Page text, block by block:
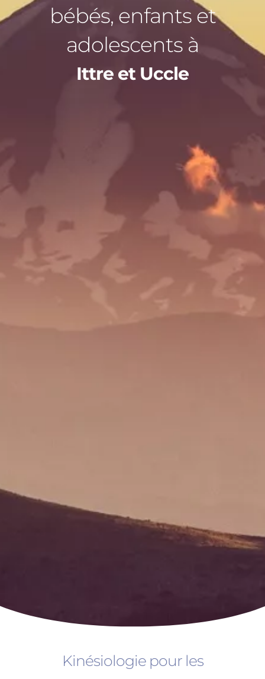
bébés, enfants et
adolescents à
Ittre et Uccle
Kinésiologie pour les